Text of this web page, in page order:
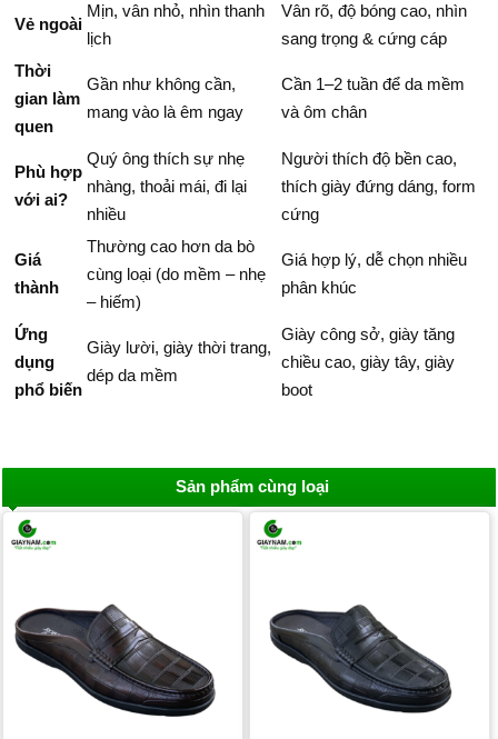
Vẻ ngoài
Mịn, vân nhỏ, nhìn thanh
lịch
Vân rõ, độ bóng cao, nhìn
sang trọng & cứng cáp
Thời
gian làm
quen
Gần như không cần,
mang vào là êm ngay
Cần 1–2 tuần để da mềm
và ôm chân
Phù hợp
với ai?
Quý ông thích sự nhẹ
nhàng, thoải mái, đi lại
nhiều
Người thích độ bền cao,
thích giày đứng dáng, form
cứng
Giá
thành
Thường cao hơn da bò
cùng loại (do mềm – nhẹ
– hiếm)
Giá hợp lý, dễ chọn nhiều
phân khúc
Ứng
dụng
phổ biến
Giày lười, giày thời trang,
dép da mềm
Giày công sở, giày tăng
chiều cao, giày tây, giày
boot
Sản phẩm cùng loại